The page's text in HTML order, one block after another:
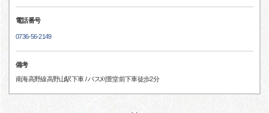
電話番号
0736-56-2149
備考
南海高野線高野山駅下車 / バス刈萱堂前下車徒歩2分